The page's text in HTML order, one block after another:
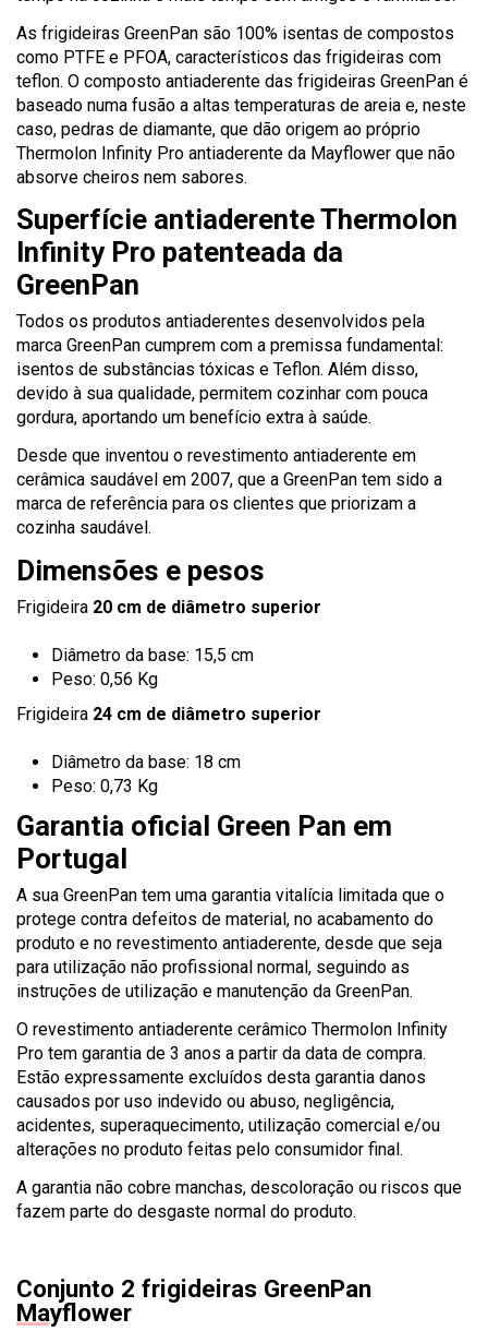
As frigideiras GreenPan são 100% isentas de compostos
como PTFE e PFOA, característicos das frigideiras com
teflon. O composto antiaderente das frigideiras GreenPan é
baseado numa fusão a altas temperaturas de areia e, neste
caso, pedras de diamante, que dão origem ao próprio
Thermolon Infinity Pro antiaderente da Mayflower que não
absorve cheiros nem sabores.
Superfície antiaderente Thermolon
Infinity Pro patenteada da
GreenPan
Todos os produtos antiaderentes desenvolvidos pela
marca GreenPan cumprem com a premissa fundamental:
isentos de substâncias tóxicas e Teflon. Além disso,
devido à sua qualidade, permitem cozinhar com pouca
gordura, aportando um benefício extra à saúde.
Desde que inventou o revestimento antiaderente em
cerâmica saudável em 2007, que a GreenPan tem sido a
marca de referência para os clientes que priorizam a
cozinha saudável.
Dimensões e pesos
Frigideira 20 cm de diâmetro superior
Diâmetro da base: 15,5 cm
Peso: 0,56 Kg
Frigideira 24 cm de diâmetro superior
Diâmetro da base: 18 cm
Peso: 0,73 Kg
Garantia oficial Green Pan em
Portugal
A sua GreenPan tem uma garantia vitalícia limitada que o
protege contra defeitos de material, no acabamento do
produto e no revestimento antiaderente, desde que seja
para utilização não profissional normal, seguindo as
instruções de utilização e manutenção da GreenPan.
O revestimento antiaderente cerâmico Thermolon Infinity
Pro tem garantia de 3 anos a partir da data de compra.
Estão expressamente excluídos desta garantia danos
causados ​​por uso indevido ou abuso, negligência,
acidentes, superaquecimento, utilização comercial e/ou
alterações no produto feitas pelo consumidor final.
A garantia não cobre manchas, descoloração ou riscos que
fazem parte do desgaste normal do produto.
Conjunto 2 frigideiras GreenPan
Mayflower